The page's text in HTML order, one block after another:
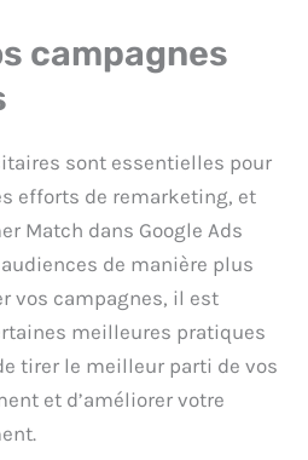
campagnes
sont essentielles pour
efforts de remarketing, et
Match dans Google Ads
de manière plus
vos campagnes, il est
meilleures pratiques
tirer le meilleur parti de vos
et d’améliorer votre